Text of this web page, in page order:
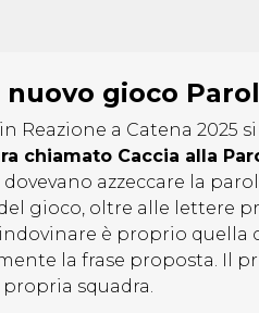
nuovo gioco
Reazione a Catena 2025
chiamato Caccia alla
azzeccare la
gioco, oltre alle lettere
è proprio
la frase proposta. Il
squadra.